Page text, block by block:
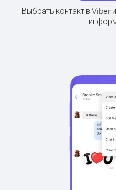
Выбрать контакт в Viber